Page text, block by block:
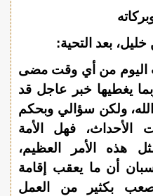
خليل، بعد التحية:
اليوم من أي وقت مضى
يغطيها خبر عاجل قد
ولكن سؤالي وبحكم
الأحداث، فهل الأمة
هذه الأمر العظيم،
أن ما يعقب إقامة
بكثير من العمل